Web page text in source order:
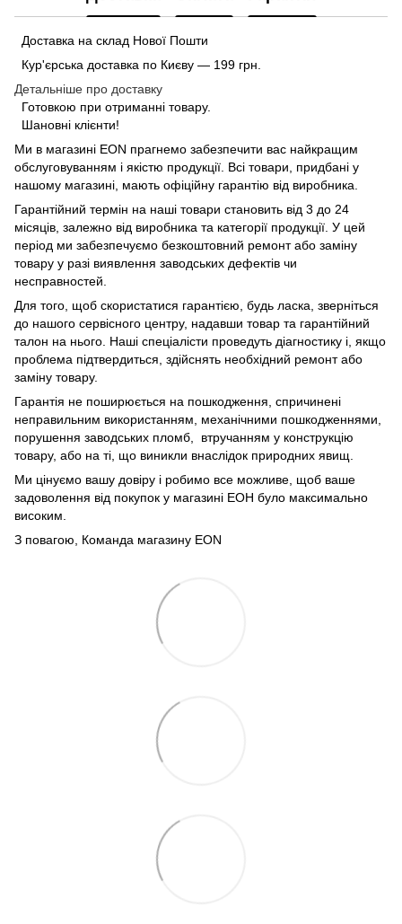
Доставка на склад Нової Пошти
Кур'єрська доставка по Києву — 199 грн.
Детальніше про доставку
Готовкою при отриманні товару.
Шановні клієнти!
Ми в магазині EON прагнемо забезпечити вас найкращим
обслуговуванням і якістю продукції. Всі товари, придбані у
нашому магазині, мають офіційну гарантію від виробника.
Гарантійний термін на наші товари становить від 3 до 24
місяців, залежно від виробника та категорії продукції. У цей
період ми забезпечуємо безкоштовний ремонт або заміну
товару у разі виявлення заводських дефектів чи
несправностей.
Для того, щоб скористатися гарантією, будь ласка, зверніться
до нашого сервісного центру, надавши товар та гарантійний
талон на нього. Наші спеціалісти проведуть діагностику і, якщо
проблема підтвердиться, здійснять необхідний ремонт або
заміну товару.
Гарантія не поширюється на пошкодження, спричинені
неправильним використанням, механічними пошкодженнями,
порушення заводських пломб, втручанням у конструкцію
товару, або на ті, що виникли внаслідок природних явищ.
Ми цінуємо вашу довіру і робимо все можливе, щоб ваше
задоволення від покупок у магазині ЕОН було максимально
високим.
З повагою, Команда магазину EON